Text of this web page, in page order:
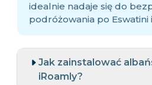
idealnie nadaje się do
podróżowania po Eswatini
Jak zainstalować
iRoamly?